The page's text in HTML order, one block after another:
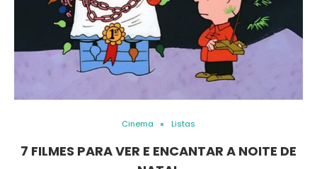
Cinema Listas
7 FILMES PARA VER E ENCANTAR A NOITE DE